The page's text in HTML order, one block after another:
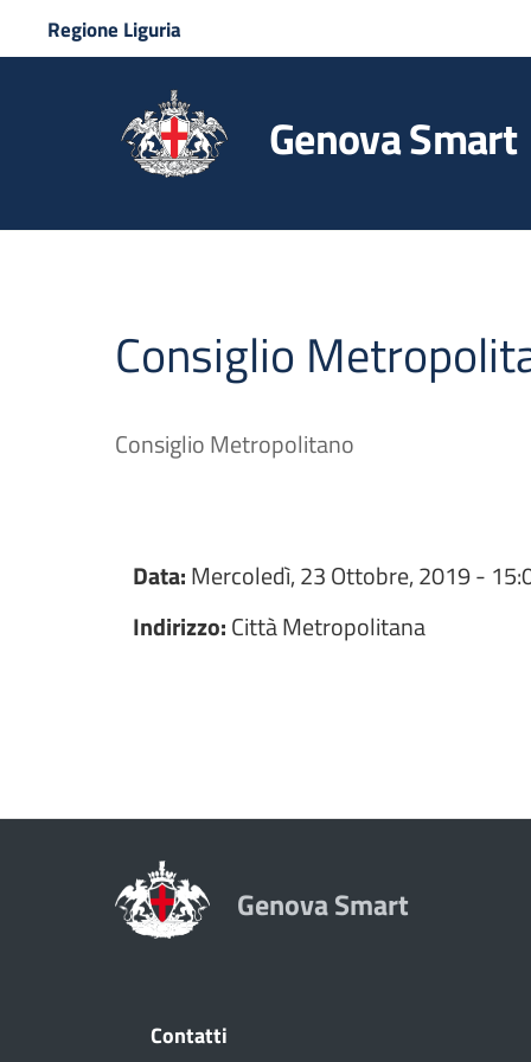
Regione Liguria
Genova Smart
Consiglio
Consiglio Metropolitano
Data:Mercoledì, 23 Ottobre, 2019 -
Indirizzo:Città Metropolitana
Genova Smart
Contatti